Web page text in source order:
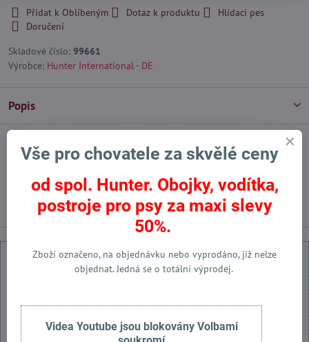
Přidat k Oblíbeným Dotaz k produktu
Hlídací pes
Doručení
Skladové číslo: 99661
Výrobce: Hunter International - DE
Popis
FacebookTwitterBlueskyPinterestReddit LinkedInWhatsApp
E-
mail
Předchozí produkt Následující produkt
Externí obsah je blokován Volbami soukromí
Přejete si načíst externí obsah?
Vše pro chovatele za skvělé ceny
od spol. Hunter. Obojky, vodítka,
postroje pro psy za maxi slevy
50%.
Zboží označeno, na objednávku nebo vyprodáno, již nelze
objednat. Jedná se o totální výprodej.
Videa Youtube jsou blokovány Volbami